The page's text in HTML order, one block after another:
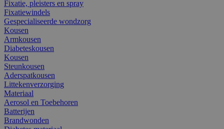
Fixatie, pleisters en spray
Fixatiewindels
Gespecialiseerde wondzorg
Kousen
Armkousen
Diabeteskousen
Kousen
Steunkousen
Aderspatkousen
Littekenverzorging
Materiaal
Aerosol en Toebehoren
Batterijen
Brandwonden